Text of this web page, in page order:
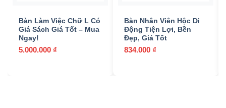
Bàn Làm Việc Chữ L Có
Giá Sách Giá Tốt – Mua
Ngay!
5.000.000 ₫
Bàn Nhân Viên Hộc Di
Động Tiện Lợi, Bền
Đẹp, Giá Tốt
834.000 ₫